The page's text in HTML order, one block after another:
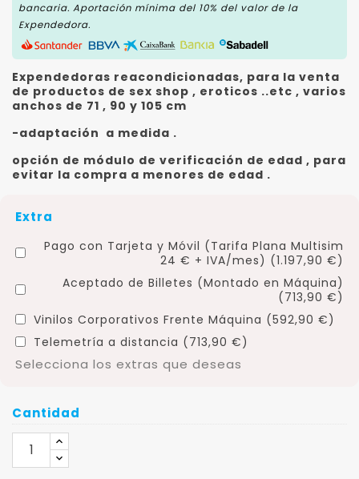
bancaria. Aportación mínima del 10% del valor de la
Expendedora.
Expendedoras reacondicionadas, para la venta
de productos de sex shop , eroticos ..etc , varios
anchos de 71 , 90 y 105 cm
-adaptación a medida .
opción de módulo de verificación de edad , para
evitar la compra a menores de edad .
Extra
Pago con Tarjeta y Móvil (Tarifa Plana Multisim
24 € + IVA/mes) (1.197,90 €)
Aceptado de Billetes (Montado en Máquina)
(713,90 €)
Vinilos Corporativos Frente Máquina (592,90 €)
Telemetría a distancia (713,90 €)
Selecciona los extras que deseas
Cantidad